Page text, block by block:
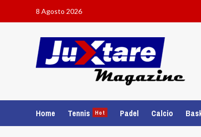
8 Agosto 2026
Home Tennis Hot Padel Calcio